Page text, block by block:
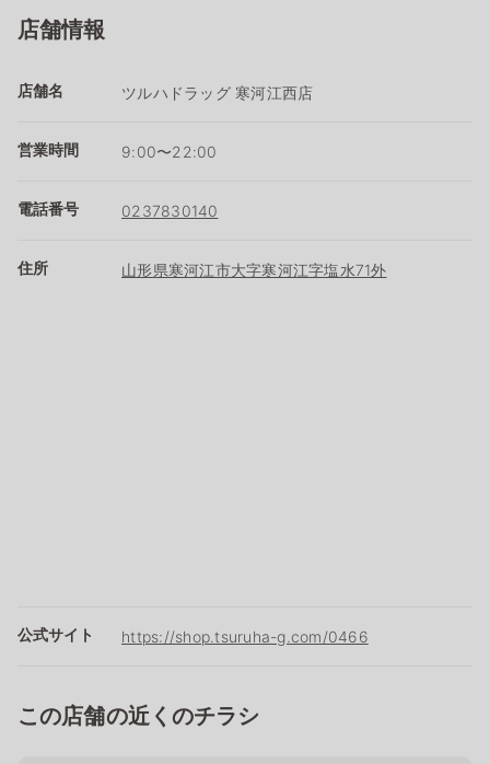
店舗情報
店舗名 ツルハドラッグ 寒河江西店
営業時間 9:00〜22:00
電話番号 0237830140
住所 山形県寒河江市大字寒河江字塩水71外
公式サイト https://shop.tsuruha-g.com/0466
この店舗の近くのチラシ